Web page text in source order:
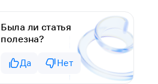
Была ли статья
полезна?
Да Нет